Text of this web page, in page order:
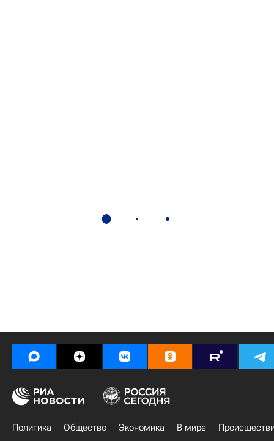
Политика Общество Экономика В мире